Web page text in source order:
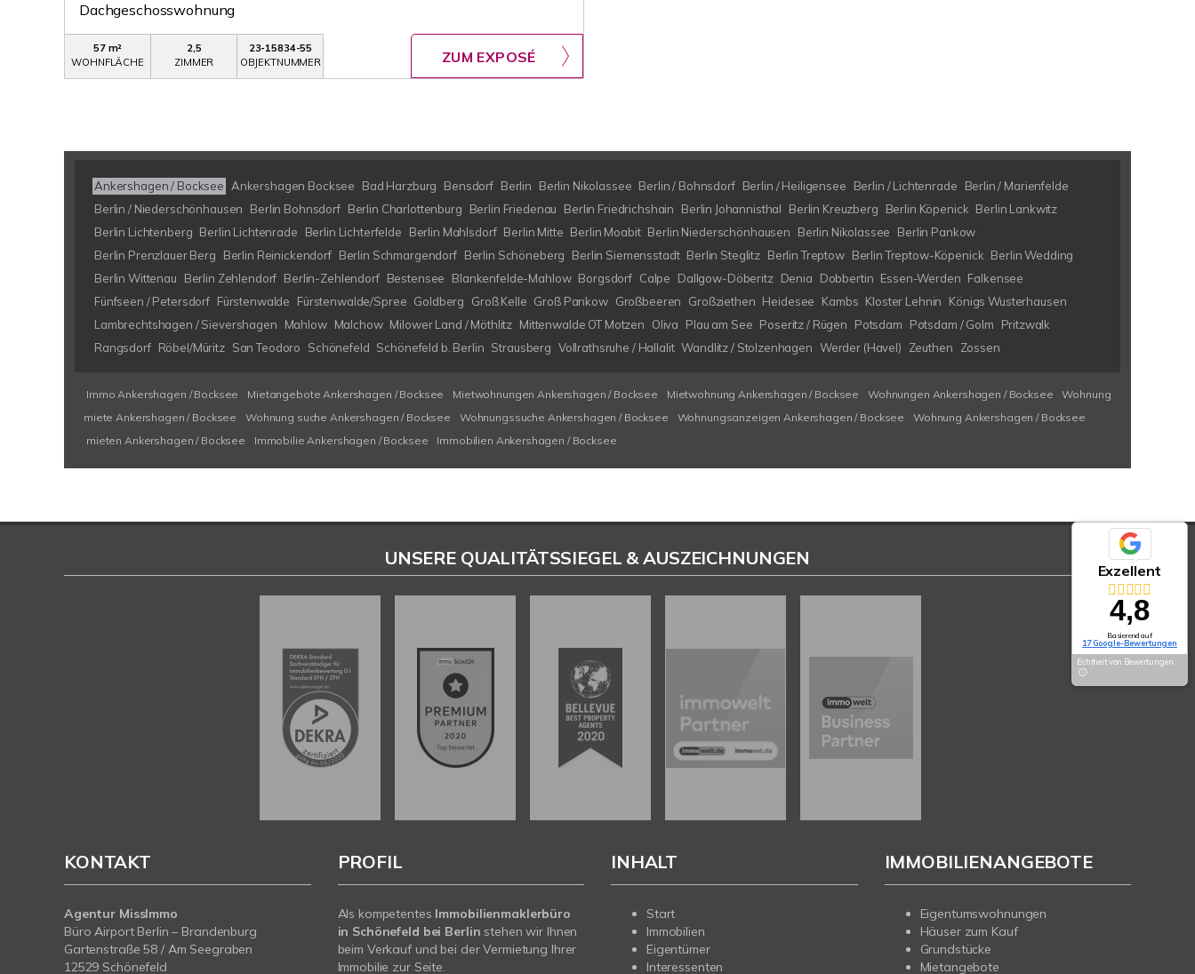
Dachgeschosswohnung
57 m²
WOHNFLÄCHE
2,5
ZIMMER
23-15834-55
OBJEKTNUMMER
ZUM EXPOSÉ
Ankershagen / Bocksee Ankershagen Bocksee Bad Harzburg Bensdorf Berlin Berlin Nikolassee Berlin / Bohnsdorf Berlin / Heiligensee Berlin / Lichtenrade
Berlin / Marienfelde
Berlin / Niederschönhausen
Berlin Bohnsdorf Berlin Charlottenburg Berlin Friedenau Berlin Friedrichshain Berlin Johannisthal Berlin Kreuzberg Berlin Köpenick Berlin Lankwitz
Berlin Lichtenberg Berlin Lichtenrade Berlin Lichterfelde Berlin Mahlsdorf Berlin Mitte Berlin Moabit Berlin Niederschönhausen Berlin Nikolassee
Berlin Pankow
Berlin Prenzlauer Berg
Berlin Reinickendorf Berlin Schmargendorf Berlin Schöneberg Berlin Siemensstadt Berlin Steglitz Berlin Treptow Berlin Treptow-Köpenick Berlin Wedding
Berlin Wittenau
Berlin Zehlendorf Berlin-Zehlendorf Bestensee Blankenfelde-Mahlow Borgsdorf Calpe Dallgow-Döberitz Denia Dobbertin Essen-Werden Falkensee
Fünfseen / Petersdorf Fürstenwalde Fürstenwalde/Spree Goldberg Groß Kelle Groß Pankow Großbeeren Großziethen Heidesee Kambs Kloster Lehnin
Königs Wusterhausen
Lambrechtshagen / Sievershagen
Mahlow Malchow Milower Land / Möthlitz Mittenwalde OT Motzen Oliva Plau am See Poseritz / Rügen Potsdam Potsdam / Golm
Pritzwalk
Rangsdorf Röbel/Müritz San Teodoro Schönefeld Schönefeld b. Berlin Strausberg Vollrathsruhe / Hallalit Wandlitz / Stolzenhagen Werder (Havel) Zeuthen Zossen
Immo Ankershagen / Bocksee Mietangebote Ankershagen / Bocksee Mietwohnungen Ankershagen / Bocksee Mietwohnung Ankershagen / Bocksee Wohnungen Ankershagen / Bocksee
Wohnung
miete Ankershagen / Bocksee
Wohnung suche Ankershagen / Bocksee Wohnungssuche Ankershagen / Bocksee Wohnungsanzeigen Ankershagen / Bocksee
Wohnung Ankershagen / Bocksee
mieten Ankershagen / Bocksee
Immobilie Ankershagen / Bocksee Immobilien Ankershagen / Bocksee
Exzellent
4,8
Basierend auf
17 Google-Bewertungen
Echtheit von Bewertungen
UNSERE QUALITÄTSSIEGEL & AUSZEICHNUNGEN
KONTAKT
Agentur MissImmo
Büro Airport Berlin – Brandenburg
Gartenstraße 58 / Am Seegraben
12529 Schönefeld
PROFIL
Als kompetentes Immobilienmaklerbüro
in Schönefeld bei Berlin stehen wir Ihnen
beim Verkauf und bei der Vermietung Ihrer
Immobilie zur Seite.
INHALT
Start
Immobilien
Eigentümer
Interessenten
IMMOBILIENANGEBOTE
Eigentumswohnungen
Häuser zum Kauf
Grundstücke
Mietangebote